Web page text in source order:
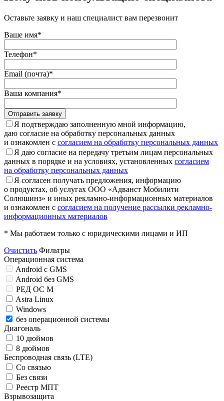
Оставьте заявку и наш специалист вам перезвонит
Ваше имя*
Телефон*
Email (почта)*
Ваша компания*
Отправить заявку
Я подтверждаю заполненную мной информацию,
даю согласие на обработку персональных данных
и ознакомлен с согласием на обработку персональных данных
Я даю согласие на передачу третьим лицам персональных
данных в порядке и на условиях, установленных согласием
на обработку персональных данных
Я согласен получать предложения, информацию
о продуктах, об услугах ООО «Адванст Мобилити
Солюшинз» и иных рекламно-информационных материалов
и ознакомлен с согласием на получение рассылки рекламно-
информационных материалов
* Мы работаем только с юридическими лицами и ИП
Очистить Фильтры
Операционная система
Android c GMS
Android без GMS
РЕД ОС М
Astra Linux
Windows
без операционной системы
Диагональ
10 дюймов
8 дюймов
Беспроводная связь (LTE)
Со связью
Без связи
Реестр МПТ
Взрывозащита